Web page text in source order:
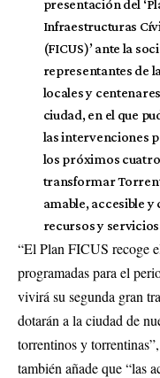
presentación del
Infraestructuras
(FICUS)’ ante la
representantes de
locales y
ciudad, en el que
las intervenciones
los próximos
transformar
amable, accesible
recursos y
“El Plan FICUS recoge
programadas para el
vivirá su segunda gran
dotarán a la ciudad de
torrentinos y
también añade que “las